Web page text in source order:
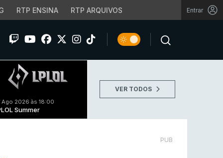
RTP ENSINA RTP ARQUIVOS Entrar
Ago 2026 às 18:00
Summer
VER TODOS
PUB